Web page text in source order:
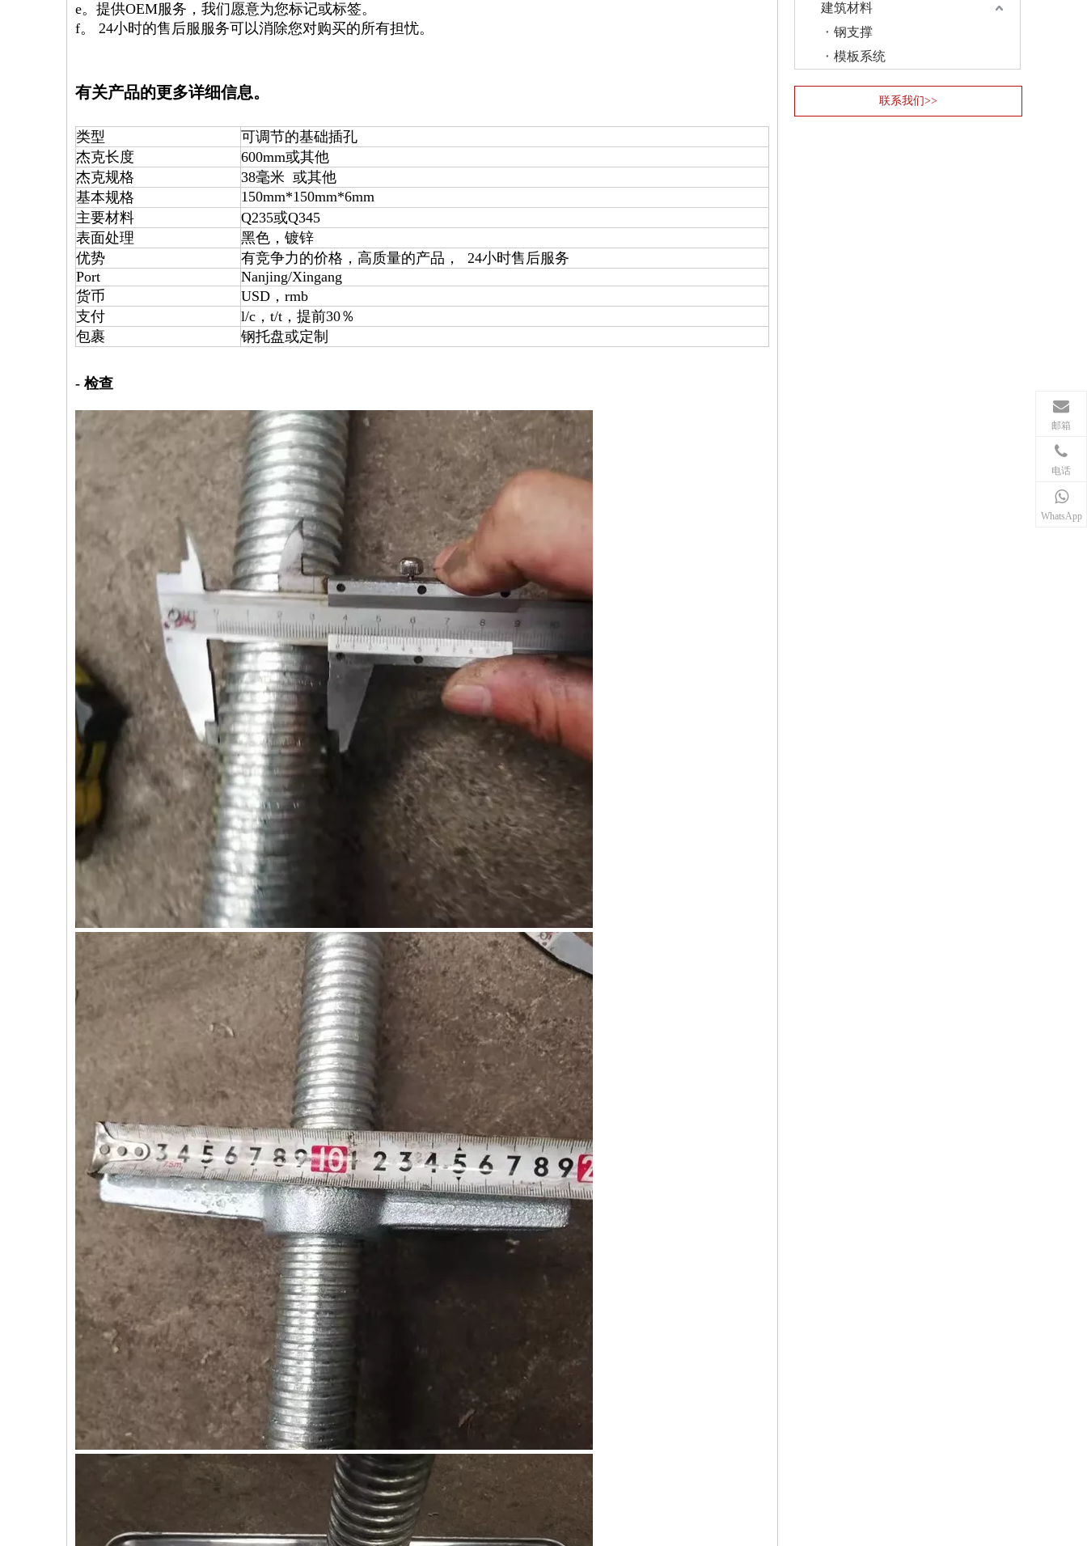
邮箱
电话
WhatsApp
e。提供OEM服务，我们愿意为您标记或标签。
f。 24小时的售后服服务可以消除您对购买的所有担忧。
有关产品的更多详细信息。
类型
可调节的基础插孔
杰克长度
600mm或其他
杰克规格
38毫米 或其他
基本规格
150mm*150mm*6mm
主要材料
Q235或Q345
表面处理
黑色，镀锌
优势
有竞争力的价格，高质量的产品， 24小时售后服务
Port
Nanjing/Xingang
货币
USD，rmb
支付
l/c，t/t，提前30％
包裹
钢托盘或定制
- 检查
建筑材料
钢支撑
模板系统
联系我们>>